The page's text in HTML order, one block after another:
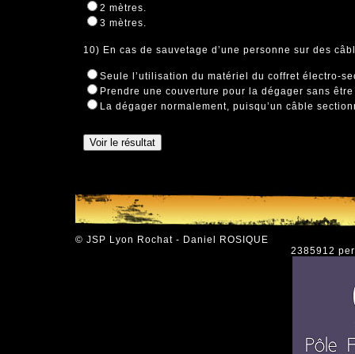
2 mètres.
3 mètres.
10) En cas de sauvetage d’une personne sur des
Seule l’utilisation du matériel du coffret électro-
Prendre une couverture pour la dégager sans
La dégager normalement, puisqu’un câble
© JSP Lyon Rochat - Daniel ROSIQUE
2385912